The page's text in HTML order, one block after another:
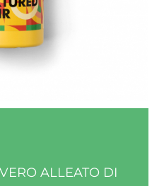
ALLEATO DI